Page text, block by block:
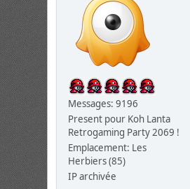
Messages: 9196
Present pour Koh Lanta
Retrogaming Party 2069 !
Emplacement: Les
Herbiers (85)
IP archivée